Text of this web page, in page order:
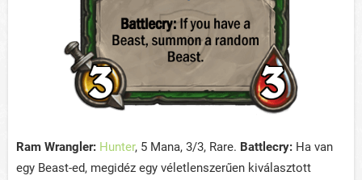
Ram Wrangler: Hunter, 5 Mana, 3/3, Rare. Battlecry: Ha van
egy Beast-ed, megidéz egy véletlenszerűen kiválasztott